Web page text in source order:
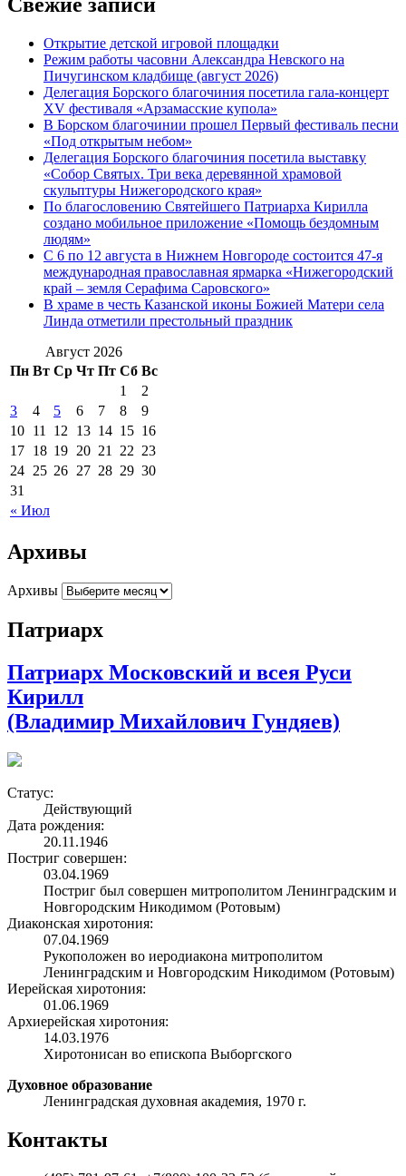
Свежие записи
Открытие детской игровой площадки
Режим работы часовни Александра Невского на
Пичугинском кладбище (август 2026)
Делегация Борского благочиния посетила гала-концерт
XV фестиваля «Арзамасские купола»
В Борском благочинии прошел Первый фестиваль песни
«Под открытым небом»
Делегация Борского благочиния посетила выставку
«Собор Святых. Три века деревянной храмовой
скульптуры Нижегородского края»
По благословению Святейшего Патриарха Кирилла
создано мобильное приложение «Помощь бездомным
людям»
С 6 по 12 августа в Нижнем Новгороде состоится 47-я
международная православная ярмарка «Нижегородский
край – земля Серафима Саровского»
В храме в честь Казанской иконы Божией Матери села
Линда отметили престольный праздник
Август 2026
Пн Вт Ср Чт Пт Сб Вс
« Июл
1
2
3
4 5 6 7 8
9
10 11 12 13 14 15 16
17 18 19 20 21 22 23
24 25 26 27 28 29 30
31
Архивы
Архивы
Патриарх
Патриарх Московский и всея Руси
Кирилл
(Владимир Михайлович Гундяев)
Статус:
Действующий
Дата рождения:
20.11.1946
Постриг совершен:
03.04.1969
Постриг был совершен митрополитом Ленинградским и
Новгородским Никодимом (Ротовым)
Диаконская хиротония:
07.04.1969
Рукоположен во иеродиакона митрополитом
Ленинградским и Новгородским Никодимом (Ротовым)
Иерейская хиротония:
01.06.1969
Архиерейская хиротония:
14.03.1976
Хиротонисан во епископа Выборгского
Духовное образование
Ленинградская духовная академия, 1970 г.
Контакты